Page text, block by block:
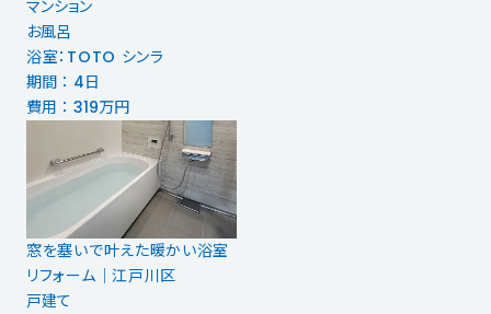
マンション
お風呂
浴室：TOTO シンラ
期間 ： 4日
費用 ： 319万円
窓を塞いで叶えた暖かい浴室
リフォーム｜江戸川区
戸建て